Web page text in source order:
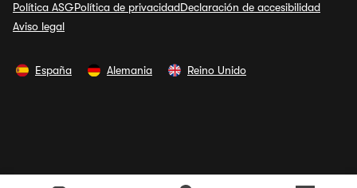
Política ASGPolítica de privacidadDeclaración de accesibilidad
Aviso legal
España Alemania Reino Unido